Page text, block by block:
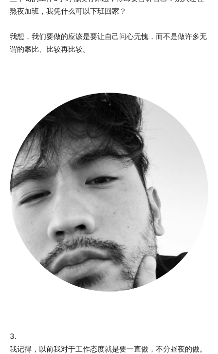
熬夜加班，我凭什么可以下班回家？
我想，我们要做的应该是要让自己问心无愧，而不是做许多无
谓的攀比、比较再比较。
3.
我记得，以前我对于工作态度就是要一直做，不分昼夜的做。